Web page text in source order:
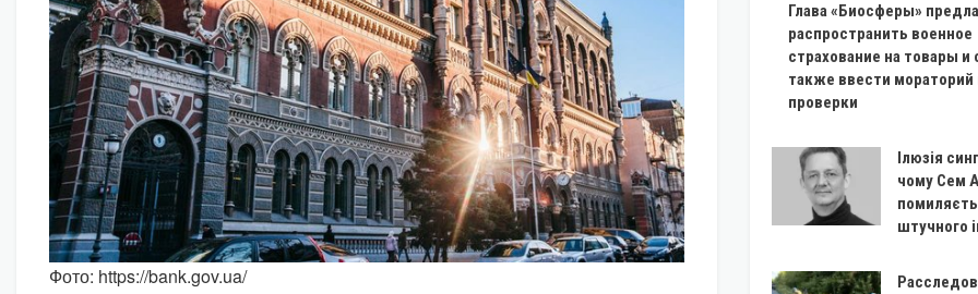
Фото: https://bank.gov.ua/
Глава «Биосферы»
распространить военное
страхование на товары и
также ввести мораторий
проверки
Ілюзія
чому Сем
штучного